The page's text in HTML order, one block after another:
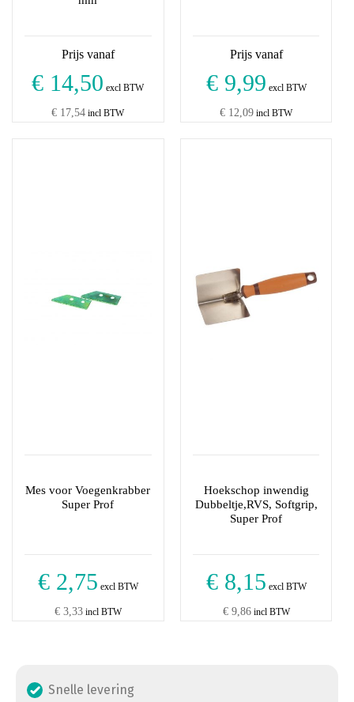
€ 14,50 excl BTW
€ 17,54 incl BTW
€ 9,99 excl BTW
€ 12,09 incl BTW
Mes voor Voegenkrabber
Super Prof
€ 2,75 excl BTW
€ 3,33incl BTW
Hoekschop inwendig
Dubbeltje,RVS, Softgrip,
Super Prof
€ 8,15 excl BTW
€ 9,86incl BTW
Snelle levering